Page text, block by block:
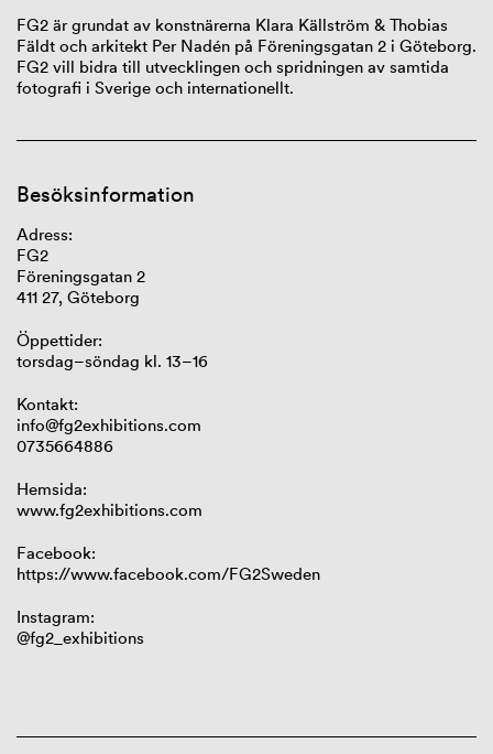
FG2 är grundat av konstnärerna Klara Källström & Thobias
Fäldt och arkitekt Per Nadén på Föreningsgatan 2 i Göteborg.
FG2 vill bidra till utvecklingen och spridningen av samtida
fotografi i Sverige och internationellt.
Besöksinformation
Adress:
FG2
Föreningsgatan 2
411 27, Göteborg
Öppettider:
torsdag–söndag kl. 13–16
Kontakt:
info@fg2exhibitions.com
0735664886
Hemsida:
www.fg2exhibitions.com
Facebook:
https://www.facebook.com/FG2Sweden
Instagram:
@fg2_exhibitions